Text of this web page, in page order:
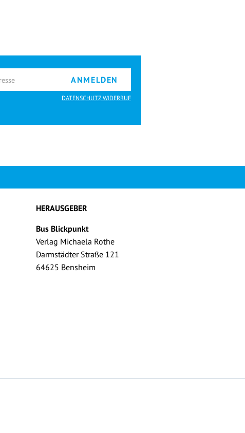
ANMELDEN
DATENSCHUTZ WIDERRUF
HERAUSGEBER
Bus Blickpunkt
Verlag Michaela Rothe
Darmstädter Straße 121
64625 Bensheim